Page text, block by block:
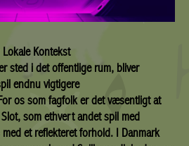
Kontekst
sted i det offentlige rum, bliver
endnu vigtigere
os som fagfolk er det væsentligt at
som ethvert andet spil med
et reflekteret forhold. I Danmark